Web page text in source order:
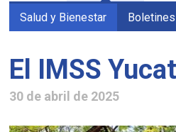
Salud y Bienestar Boletines
El IMSS
30 de abril de 2025